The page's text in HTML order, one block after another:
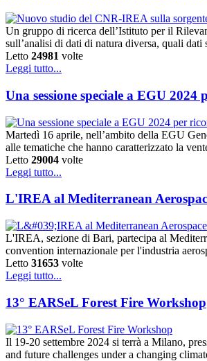
Un gruppo di ricerca dell’Istituto per il
sull’analisi di dati di natura diversa, quali
Letto 24981 volte
Leggi tutto...
Una sessione speciale a EGU
Martedì 16 aprile, nell’ambito della EGU
alle tematiche che hanno caratterizzato la
Letto 29004 volte
Leggi tutto...
L'IREA al Mediterranean
L'IREA, sezione di Bari, partecipa al
convention internazionale per l'industria
Letto 31653 volte
Leggi tutto...
13° EARSeL Forest Fire Workshop
Il 19-20 settembre 2024 si terrà a Milano,
and future challenges under a changing